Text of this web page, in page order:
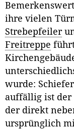
ihre vielen
Strebepfeiler
Freitreppe
wurde:
auffällig ist der
der direkt
ursprünglich